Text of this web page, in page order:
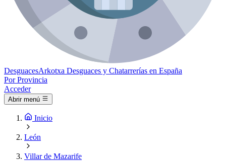
DesguacesArkotxa Desguaces y Chatarrerías en España
Por Provincia
Acceder
Abrir menú
Inicio
León
Villar de Mazarife